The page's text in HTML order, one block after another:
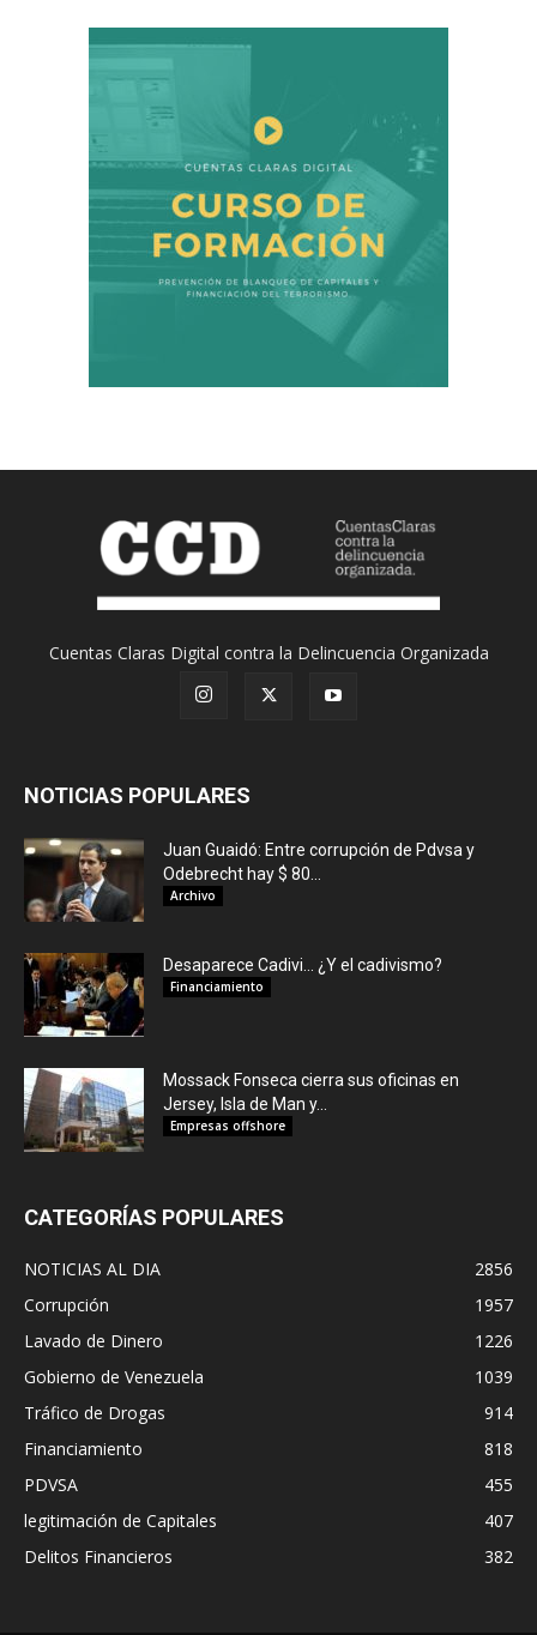
Cuentas Claras Digital contra la Delincuencia Organizada
NOTICIAS POPULARES
Juan Guaidó: Entre corrupción de Pdvsa y
Odebrecht hay $ 80...
Archivo
Desaparece Cadivi… ¿Y el cadivismo?
Financiamiento
Mossack Fonseca cierra sus oficinas en
Jersey, Isla de Man y...
Empresas offshore
CATEGORÍAS POPULARES
NOTICIAS AL DIA
2856
Corrupción
1957
Lavado de Dinero
1226
Gobierno de Venezuela
1039
Tráfico de Drogas
914
Financiamiento
818
PDVSA
455
legitimación de Capitales
407
Delitos Financieros
382